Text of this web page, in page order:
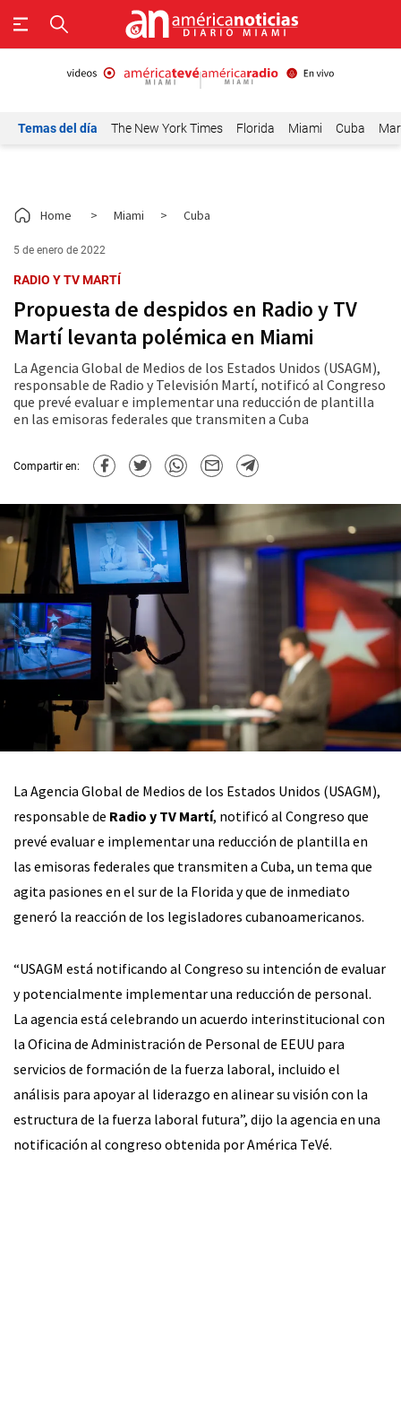
Temas del día The New York Times Florida Miami Cuba
Home > Miami > Cuba
5 de enero de 2022
RADIO Y TV MARTÍ
Propuesta de despidos en Radio y TV
Martí levanta polémica en Miami
La Agencia Global de Medios de los Estados Unidos (USAGM),
responsable de Radio y Televisión Martí, notificó al Congreso
que prevé evaluar e implementar una reducción de plantilla
en las emisoras federales que transmiten a Cuba
Compartir en:
La Agencia Global de Medios de los Estados Unidos (USAGM),
responsable de Radio y TV Martí, notificó al Congreso que
prevé evaluar e implementar una reducción de plantilla en
las emisoras federales que transmiten a Cuba, un tema que
agita pasiones en el sur de la Florida y que de inmediato
generó la reacción de los legisladores cubanoamericanos.
“USAGM está notificando al Congreso su intención de evaluar
y potencialmente implementar una reducción de personal.
La agencia está celebrando un acuerdo interinstitucional con
la Oficina de Administración de Personal de EEUU para
servicios de formación de la fuerza laboral, incluido el
análisis para apoyar al liderazgo en alinear su visión con la
estructura de la fuerza laboral futura”, dijo la agencia en una
notificación al congreso obtenida por América TeVé.